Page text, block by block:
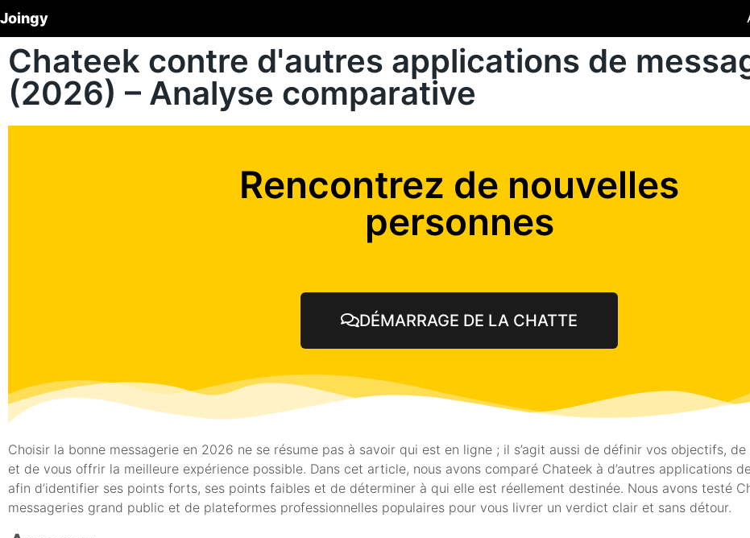
Joingy
Chateek contre d'autres applications de
(2026) – Analyse comparative
Rencontrez de nouvelles
personnes
DÉMARRAGE DE LA CHATTE
Choisir la bonne messagerie en 2026 ne se résume pas à savoir qui est en ligne ; il s’agit aussi de définir vos objectifs,
et de vous offrir la meilleure expérience possible. Dans cet article, nous avons comparé Chateek à d’autres applications
afin d’identifier ses points forts, ses points faibles et de déterminer à qui elle est réellement destinée. Nous avons testé
messageries grand public et de plateformes professionnelles populaires pour vous livrer un verdict clair et sans détour.